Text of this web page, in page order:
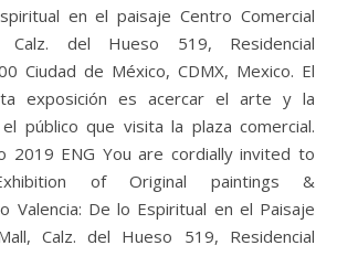
en el paisaje Centro Comercial
Calz. del Hueso 519, Residencial
Ciudad de México, CDMX, Mexico. El
exposición es acercar el arte y la
el público que visita la plaza comercial.
2019 ENG You are cordially invited to
of Original paintings &
Valencia: De lo Espiritual en el Paisaje
Calz. del Hueso 519, Residencial